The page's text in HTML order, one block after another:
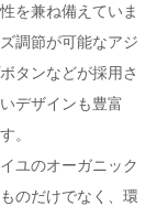
を兼ね備えていま
調節が可能なアジ
タンなどが採用さ
デザインも豊富
。
ユのオーガニック
のだけでなく、環